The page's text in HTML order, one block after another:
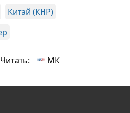
Китай (КНР)
Читать: МК